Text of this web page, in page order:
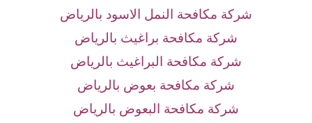
شركة مكافحة النمل الاسود بالرياض
شركة مكافحة براغيث بالرياض
شركة مكافحة البراغيث بالرياض
شركة مكافحة بعوض بالرياض
شركة مكافحة البعوض بالرياض